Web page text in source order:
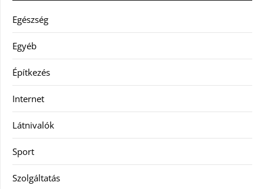
Egészség
Egyéb
Építkezés
Internet
Látnivalók
Sport
Szolgáltatás